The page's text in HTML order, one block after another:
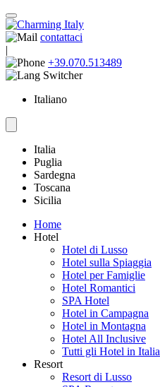
contattaci
|
+39.070.513489
Italiano
Italia
Puglia
Sardegna
Toscana
Sicilia
Home
Hotel
Hotel di Lusso
Hotel sulla Spiaggia
Hotel per Famiglie
Hotel Romantici
SPA Hotel
Hotel in Campagna
Hotel in Montagna
Hotel All Inclusive
Tutti gli Hotel in Italia
Resort
Resort di Lusso